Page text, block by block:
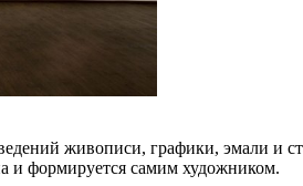
живописи, графики, эмали и
и формируется самим художником.